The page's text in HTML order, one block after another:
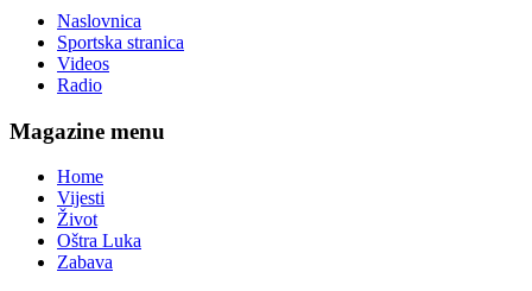
Naslovnica
Sportska stranica
Videos
Radio
Magazine menu
Home
Vijesti
Život
Oštra Luka
Zabava